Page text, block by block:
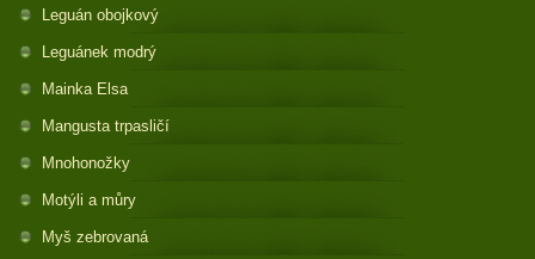
Leguán obojkový
Leguánek modrý
Mainka Elsa
Mangusta trpasličí
Mnohonožky
Motýli a můry
Myš zebrovaná